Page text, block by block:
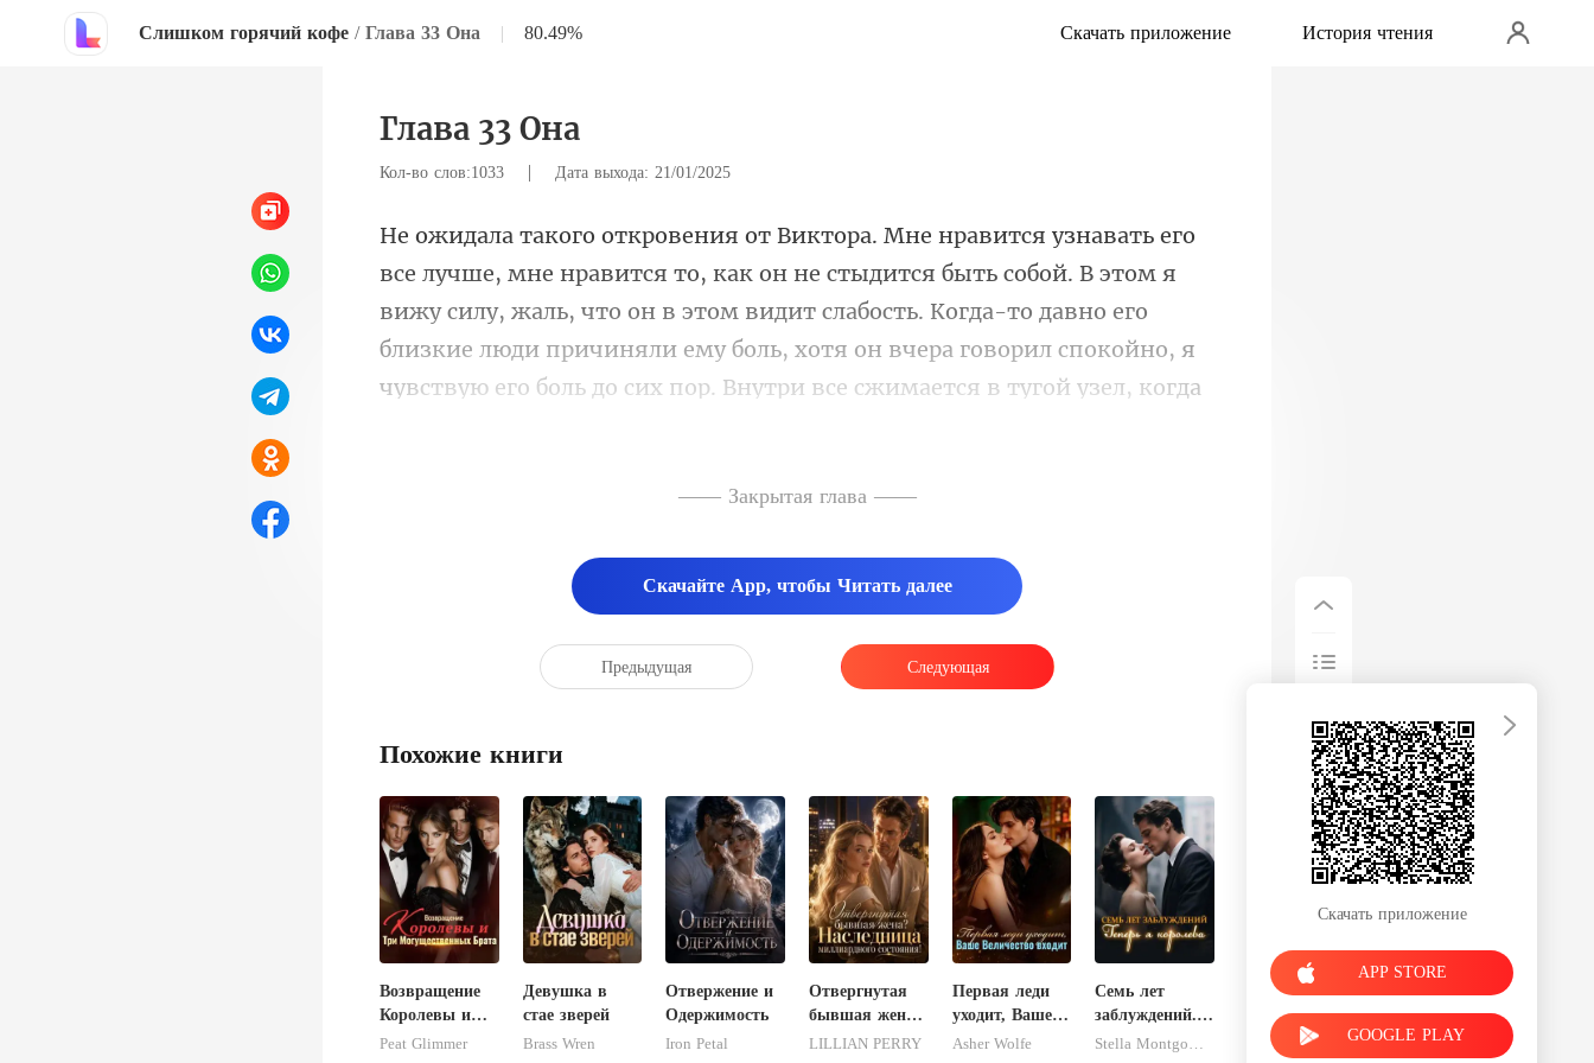
Слишком горячий кофе / Глава 33 Она | 80.49% Скачать приложение История чтения
Глава 33 Она
Кол-во слов:1033 | Дата выхода: 21/01/2025
ть собой. В этом я
вижу силу, жаль, что он в этом видит слабость. Когда-то давно его
близкие люди причиняли ему боль
—— Закрытая глава ——
Скачайте App, чтобы Читать далее
Предыдущая Следующая
Похожие книги
Возвращение
Королевы и
Три
Peat Glimmer
Девушка в
стае зверей
Brass Wren
Отвержение и
Одержимость
Iron Petal
Отвергнутая
бывшая жена?
Наследница
LILLIAN PERRY
Первая леди
уходит, Ваше
Величество
Asher Wolfe
Семь лет
заблуждений.
Теперь я
Скачать приложение
APP STORE
GOOGLE PLAY